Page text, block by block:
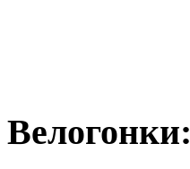
Велогонки: